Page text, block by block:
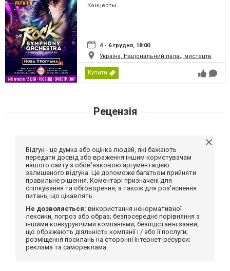
Концерты
4 - 6 грудня, 18:00
Україна, Національний палац мистецтв
Купити
Рецензія
Відгук - це думка або оцінка людей, які бажають
передати досвід або враження іншим користувачам
нашого сайту з обов'язковою аргументацією
залишеного відгука. Це допоможе багатьом прийняти
правильне рішення. Коментарі призначені для
спілкування та обговорення, а також для роз'яснення
питань, що цікавлять.
Не дозволяється: використання ненормативної
лексики, погроз або образ; безпосереднє порівняння з
іншими конкуруючими компаніями; безпідставні заяви,
що ображають діяльність компанії і / або її послуги;
розміщення посилань на сторонні інтернет-ресурси;
реклама та самореклама.